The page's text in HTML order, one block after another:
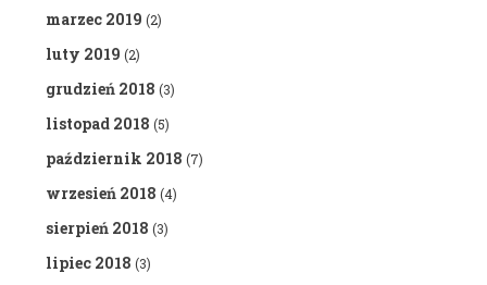
marzec 2019 (2)
luty 2019 (2)
grudzień 2018 (3)
listopad 2018 (5)
październik 2018 (7)
wrzesień 2018 (4)
sierpień 2018 (3)
lipiec 2018 (3)